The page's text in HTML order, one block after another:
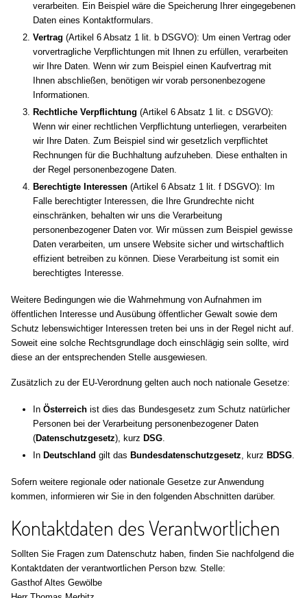
verarbeiten. Ein Beispiel wäre die Speicherung Ihrer eingegebenen
Daten eines Kontaktformulars.
Vertrag (Artikel 6 Absatz 1 lit. b DSGVO): Um einen Vertrag oder
vorvertragliche Verpflichtungen mit Ihnen zu erfüllen, verarbeiten
wir Ihre Daten. Wenn wir zum Beispiel einen Kaufvertrag mit
Ihnen abschließen, benötigen wir vorab personenbezogene
Informationen.
Rechtliche Verpflichtung (Artikel 6 Absatz 1 lit. c DSGVO):
Wenn wir einer rechtlichen Verpflichtung unterliegen, verarbeiten
wir Ihre Daten. Zum Beispiel sind wir gesetzlich verpflichtet
Rechnungen für die Buchhaltung aufzuheben. Diese enthalten in
der Regel personenbezogene Daten.
Berechtigte Interessen (Artikel 6 Absatz 1 lit. f DSGVO): Im
Falle berechtigter Interessen, die Ihre Grundrechte nicht
einschränken, behalten wir uns die Verarbeitung
personenbezogener Daten vor. Wir müssen zum Beispiel gewisse
Daten verarbeiten, um unsere Website sicher und wirtschaftlich
effizient betreiben zu können. Diese Verarbeitung ist somit ein
berechtigtes Interesse.
Weitere Bedingungen wie die Wahrnehmung von Aufnahmen im
öffentlichen Interesse und Ausübung öffentlicher Gewalt sowie dem
Schutz lebenswichtiger Interessen treten bei uns in der Regel nicht auf.
Soweit eine solche Rechtsgrundlage doch einschlägig sein sollte, wird
diese an der entsprechenden Stelle ausgewiesen.
Zusätzlich zu der EU-Verordnung gelten auch noch nationale Gesetze:
InÖsterreich ist dies das Bundesgesetz zum Schutz natürlicher
Personen bei der Verarbeitung personenbezogener Daten
(Datenschutzgesetz), kurz DSG.
In Deutschland gilt das Bundesdatenschutzgesetz, kurz BDSG.
Sofern weitere regionale oder nationale Gesetze zur Anwendung
kommen, informieren wir Sie in den folgenden Abschnitten darüber.
Kontaktdaten des Verantwortlichen
Sollten Sie Fragen zum Datenschutz haben, finden Sie nachfolgend die
Kontaktdaten der verantwortlichen Person bzw. Stelle:
Gasthof Altes Gewölbe